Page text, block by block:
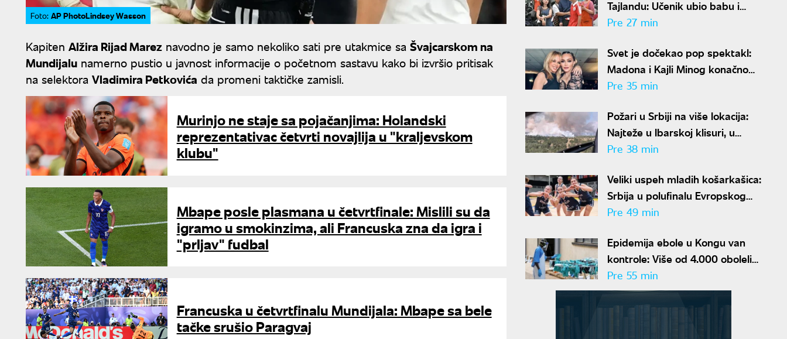
Foto: AP PhotoLindsey Wasson
Kapiten Alžira Rijad Marez navodno je samo nekoliko sati pre utakmice sa Švajcarskom na
Mundijalu namerno pustio u javnost informacije o početnom sastavu kako bi izvršio pritisak
na selektora Vladimira Petkovića da promeni taktičke zamisli.
Murinjo ne staje sa pojačanjima: Holandski
reprezentativac četvrti novajlija u "kraljevskom
klubu"
Mbape posle plasmana u četvrtfinale: Mislili su da
igramo u smokinzima, ali Francuska zna da igra i
"prljav" fudbal
Francuska u četvrtfinalu Mundijala: Mbape sa bele
tačke srušio Paragvaj
Tajlandu: Učenik ubio babu i
dedu pre pucnjave u školi,
Pre 27 min
Svet je dočekao pop spektakl:
Madona i Kajli Minog konačno
objavile zajedničku pesmu
Pre 35 min
Požari u Srbiji na više lokacija:
Najteže u Ibarskoj klisuri, u
Deliblatskoj peščari mirnije
Pre 38 min
Veliki uspeh mladih košarkašica:
Srbija u polufinalu Evropskog
prvenstva
Pre 49 min
Epidemija ebole u Kongu van
kontrole: Više od 4.000 obolelih,
stopa smrtnosti skočila na
skoro 44 odsto
Pre 55 min